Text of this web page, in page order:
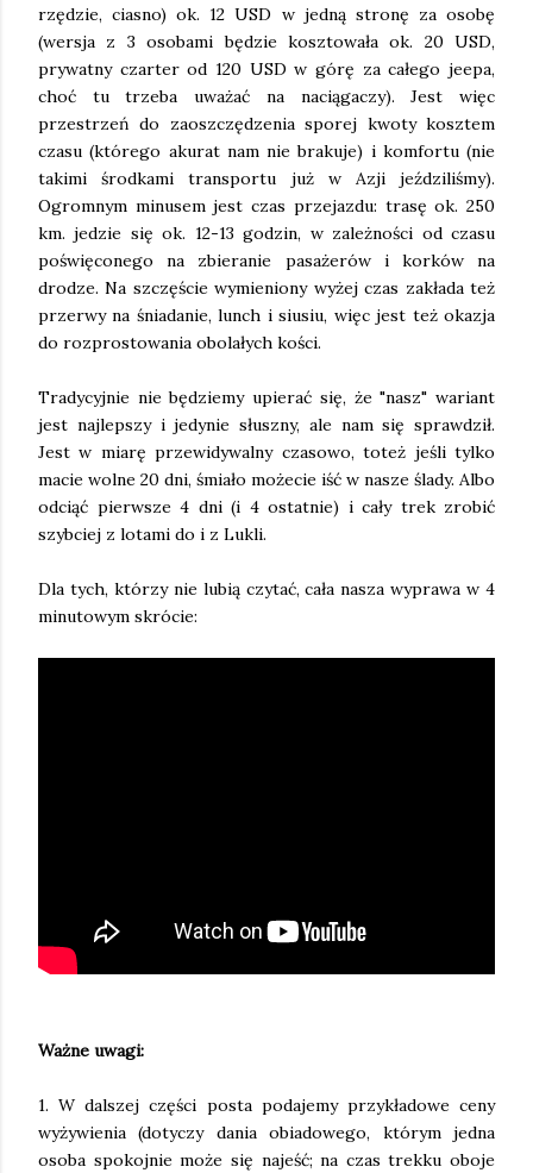
rzędzie, ciasno) ok. 12 USD w jedną stronę za osobę
(wersja z 3 osobami będzie kosztowała ok. 20 USD,
prywatny czarter od 120 USD w górę za całego jeepa,
choć tu trzeba uważać na naciągaczy). Jest więc
przestrzeń do zaoszczędzenia sporej kwoty kosztem
czasu (którego akurat nam nie brakuje) i komfortu (nie
takimi środkami transportu już w Azji jeździliśmy).
Ogromnym minusem jest czas przejazdu: trasę ok. 250
km. jedzie się ok. 12-13 godzin, w zależności od czasu
poświęconego na zbieranie pasażerów i korków na
drodze. Na szczęście wymieniony wyżej czas zakłada też
przerwy na śniadanie, lunch i siusiu, więc jest też okazja
do rozprostowania obolałych kości.
Tradycyjnie nie będziemy upierać się, że "nasz" wariant
jest najlepszy i jedynie słuszny, ale nam się sprawdził.
Jest w miarę przewidywalny czasowo, toteż jeśli tylko
macie wolne 20 dni, śmiało możecie iść w nasze ślady. Albo
odciąć pierwsze 4 dni (i 4 ostatnie) i cały trek zrobić
szybciej z lotami do i z Lukli.
Dla tych, którzy nie lubią czytać, cała nasza wyprawa w 4
minutowym skrócie:
Ważne uwagi:
1. W dalszej części posta podajemy przykładowe ceny
wyżywienia (dotyczy dania obiadowego, którym jedna
osoba spokojnie może się najeść; na czas trekku oboje